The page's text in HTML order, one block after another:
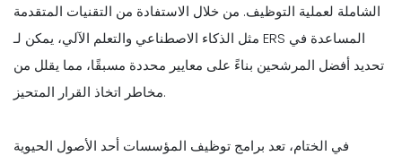
الشاملة لعملية التوظيف. من خلال الاستفادة من التقنيات المتقدمة
مثل الذكاء الاصطناعي والتعلم الآلي، يمكن لـ ERS المساعدة في
تحديد أفضل المرشحين بناءً على معايير محددة مسبقًا، مما يقلل من
مخاطر اتخاذ القرار المتحيز.
في الختام، تعد برامج توظيف المؤسسات أحد الأصول الحيوية